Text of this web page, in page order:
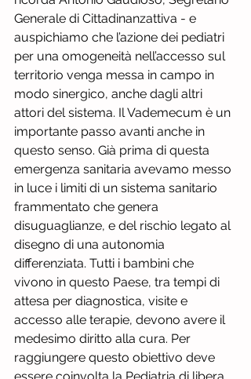
Generale di Cittadinanzattiva - e
auspichiamo che l’azione dei pediatri
per una omogeneità nell’accesso sul
territorio venga messa in campo in
modo sinergico, anche dagli altri
attori del sistema. Il Vademecum è un
importante passo avanti anche in
questo senso. Già prima di questa
emergenza sanitaria avevamo messo
in luce i limiti di un sistema sanitario
frammentato che genera
disuguaglianze, e del rischio legato al
disegno di una autonomia
differenziata. Tutti i bambini che
vivono in questo Paese, tra tempi di
attesa per diagnostica, visite e
accesso alle terapie, devono avere il
medesimo diritto alla cura. Per
raggiungere questo obiettivo deve